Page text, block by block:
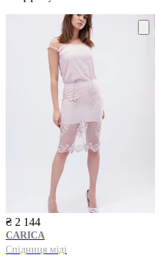
₴ 2 144
CARICA
Спідниця міді